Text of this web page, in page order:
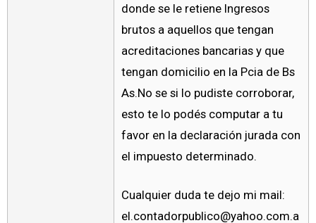
donde se le retiene Ingresos
brutos a aquellos que tengan
acreditaciones bancarias y que
tengan domicilio en la Pcia de Bs
As.No se si lo pudiste corroborar,
esto te lo podés computar a tu
favor en la declaración jurada con
el impuesto determinado.
Cualquier duda te dejo mi mail:
el.contadorpublico@yahoo.com.a